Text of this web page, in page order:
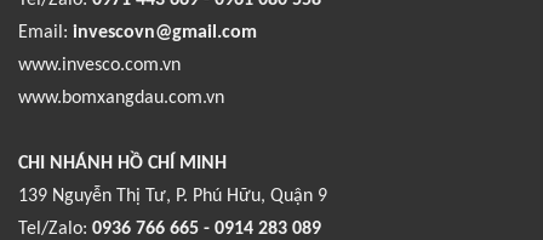
Email: invescovn@gmail.com
www.invesco.com.vn
www.bomxangdau.com.vn
CHI NHÁNH HỒ CHÍ MINH
139 Nguyễn Thị Tư, P. Phú Hữu, Quận 9
Tel/Zalo: 0936 766 665 - 0914 283 089